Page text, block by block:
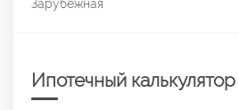
Зарубежная
Ипотечный калькулятор